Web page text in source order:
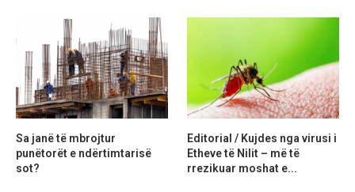
Sa janë të mbrojtur
punëtorët e ndërtimtarisë
sot?
Editorial / Kujdes nga virusi i
Etheve të Nilit – më të
rrezikuar moshat e...